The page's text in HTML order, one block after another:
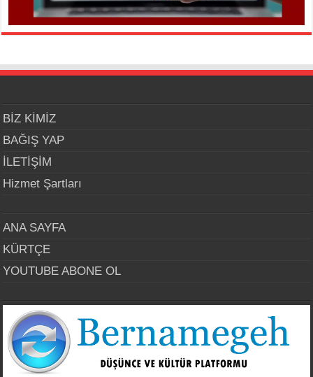
BİZ KİMİZ
BAĞIŞ YAP
İLETİŞİM
Hizmet Şartları
ANA SAYFA
KÜRTÇE
YOUTUBE ABONE OL